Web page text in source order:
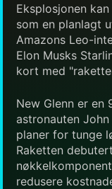
Eksplosjonen
som en planlagt
Amazons Leo-
Elon Musks
kort med
New Glenn er
astronauten
planer for tunge
Raketten
redusere